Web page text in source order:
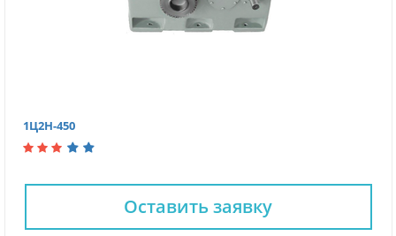
1Ц2Н-450
Оставить заявку